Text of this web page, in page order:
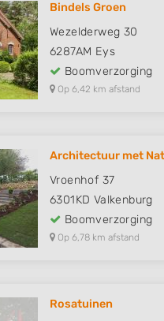
Bindels Groen
Wezelderweg 30
6287AM Eys
Boomverzorging
Op 6,42 km afstand
Architectuur met
Vroenhof 37
6301KD Valkenburg
Boomverzorging
Op 6,78 km afstand
Rosatuinen